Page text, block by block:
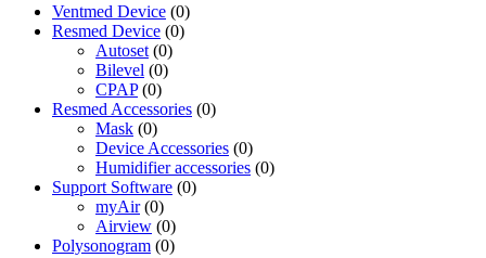
Ventmed Device (0)
Resmed Device (0)
Autoset (0)
Bilevel (0)
CPAP (0)
Resmed Accessories (0)
Mask (0)
Device Accessories (0)
Humidifier accessories (0)
Support Software (0)
myAir (0)
Airview (0)
Polysonogram (0)